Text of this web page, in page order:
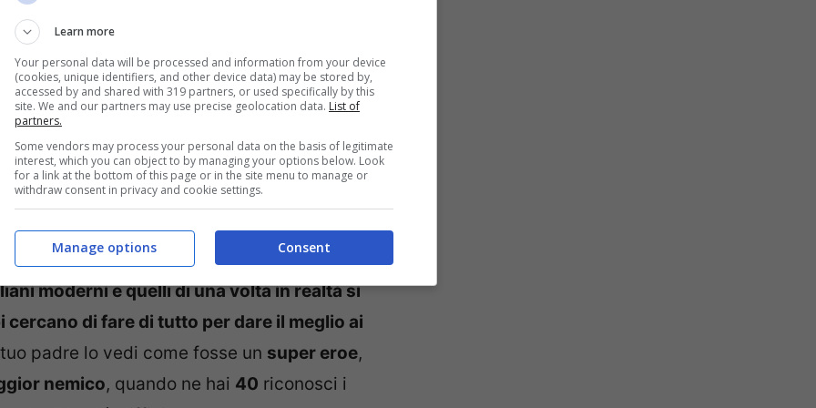
. Chi di noi non si è un po’ commosso
e incredulo, con un bambino tra le braccia?
è un affare complicato, e una delle
per chi vive, appunto, nell’universo
Un’avventura in cui è meglionon
o male, proprio come noi, il proprio
papà.
Vinciguerra
si conclude con questo
moderni e quelli di una volta in realtà si
di fare di tutto per dare il meglio ai
tuo padre lo vedi come fosse un super eroe,
nemico, quando ne hai 40 riconosci i
Learn more
Your personal data will be processed and information from your device
(cookies, unique identifiers, and other device data) may be stored by,
accessed by and shared with 319 partners, or used specifically by this
site. We and our partners may use precise geolocation data. List of
partners.
Some vendors may process your personal data on the basis of legitimate
interest, which you can object to by managing your options below. Look
for a link at the bottom of this page or in the site menu to manage or
withdraw consent in privacy and cookie settings.
Consent
Manage options